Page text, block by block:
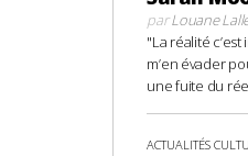
parLouane
"La réalité
m’en évader
une fuite du
ACTUALITÉS